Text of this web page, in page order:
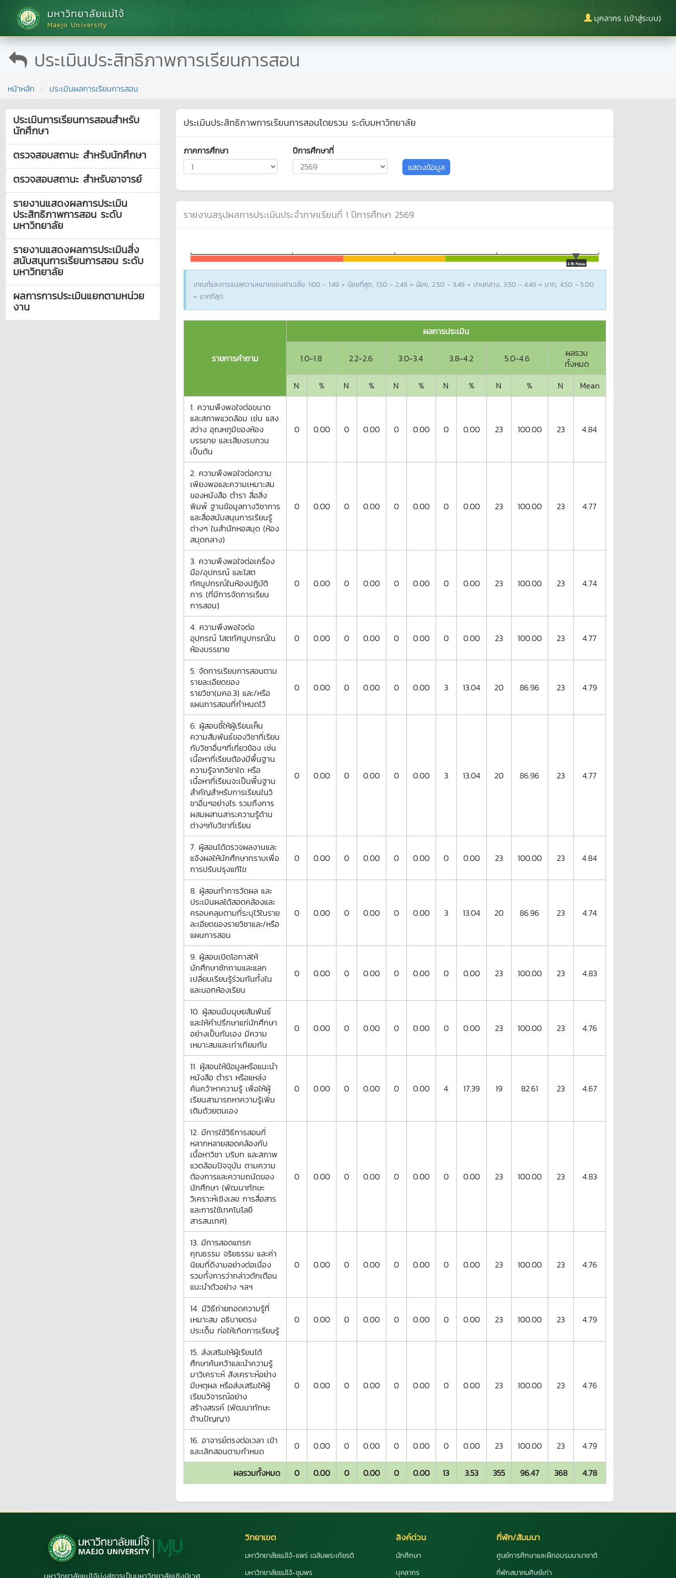
มหาวิทยาลัยแม่โจ้
Maejo University
บุคลากร (เข้าสู่ระบบ)
ประเมินประสิทธิภาพการเรียนการสอน
หน้าหลัก ประเมินผลการเรียนการสอน
ประเมินการเรียนการสอนสำหรับ
นักศึกษา
ตรวจสอบสถานะ สำหรับนักศึกษา
ตรวจสอบสถานะ สำหรับอาจารย์
รายงานแสดงผลการประเมิน
ประสิทธิภาพการสอน ระดับ
มหาวิทยาลัย
รายงานแสดงผลการประเมินสิ่ง
สนับสนุนการเรียนการสอน ระดับ
มหาวิทยาลัย
ผลการการประเมินแยกตามหน่วย
งาน
ประเมินประสิทธิภาพการเรียนการสอนโดยรวม ระดับมหาวิทยาลัย
ภาคการศึกษา
ปีการศึกษาที่
แสดงข้อมูล
รายงานสรุปผลการประเมินประจำภาคเรียนที่ 1 ปีการศึกษา 2569
4.78 คะแนน
เกณฑ์และการแปลความหมายของค่าเฉลี่ย: 1.00 - 1.49 = น้อยที่สุด, 1.50 - 2.49 = น้อย, 2.50 - 3.49 = ปานกลาง, 3.50 - 4.49 = มาก, 4.50 - 5.00
= มากทีสุด
รายการคำถาม
ผลการประเมิน
1.0-1.8 2.2-2.6 3.0-3.4 3.8-4.2 5.0-4.6
ผลรวม
ทั้งหมด
N
% N % N % N % N % N
Mean
1. ความพึงพอใจต่อขนาด
และสภาพแวดล้อม เช่น แสง
สว่าง อุณหภูมิของห้อง
บรรยาย และเสียงรบกวน
เป็นต้น
0 0.00 0 0.00 0 0.00 0 0.00 23 100.00 23 4.84
2. ความพึงพอใจต่อความ
เพียงพอและความเหมาะสม
ของหนังสือ ตำรา สื่อสิ่ง
พิมพ์ ฐานข้อมูลทางวิชาการ
และสื่อสนับสนุนการเรียนรู้
ต่างๆ ในสำนักหอสมุด (ห้อง
สมุดกลาง)
0 0.00 0 0.00 0 0.00 0 0.00 23 100.00 23 4.77
3. ความพึงพอใจต่อเครื่อง
มือ/อุปกรณ์ และโสต
ทัศนูปกรณ์ในห้องปฏิบัติ
การ (ที่มีการจัดการเรียน
การสอน)
0 0.00 0 0.00 0 0.00 0 0.00 23 100.00 23 4.74
4. ความพึงพอใจต่อ
อุปกรณ์ โสตทัศนูปกรณ์ใน
ห้องบรรยาย
0 0.00 0 0.00 0 0.00 0 0.00 23 100.00 23 4.77
5. จัดการเรียนการสอนตาม
รายละเอียดของ
รายวิชา(มคอ.3) และ/หรือ
แผนการสอนที่กำหนดไว้
0 0.00 0 0.00 0 0.00 3 13.04 20 86.96 23 4.79
6. ผู้สอนชี้ให้ผู้เรียนเห็น
ความสัมพันธ์ของวิชาที่เรียน
กับวิชาอื่นๆที่เกี่ยวข้อง เช่น
เนื้อหาที่เรียนต้องมีพื้นฐาน
ความรู้จากวิชาใด หรือ
เนื้อหาที่เรียนจะเป็นพื้นฐาน
สำคัญสำหรับการเรียนในวิ
ชาอื่นๆอย่างไร รวมถึงการ
ผสมผสานสาระความรู้ด้าน
ต่างๆกับวิชาที่เรียน
0 0.00 0 0.00 0 0.00 3 13.04 20 86.96 23 4.77
7. ผู้สอนได้ตรวจผลงานและ
แจ้งผลให้นักศึกษาทราบเพื่อ
การปรับปรุงแก้ไข
0 0.00 0 0.00 0 0.00 0 0.00 23 100.00 23 4.84
8. ผู้สอนทำการวัดผล และ
ประเมินผลได้สอดคล้องและ
ครอบคลุมตามที่ระบุไว้ในราย
ละเอียดของรายวิชาและ/หรือ
แผนการสอน
0 0.00 0 0.00 0 0.00 3 13.04 20 86.96 23 4.74
9. ผู้สอนเปิดโอกาสให้
นักศึกษาซักถามและแลก
เปลี่ยนเรียนรู้ร่วมกันทั้งใน
และนอกห้องเรียน
0 0.00 0 0.00 0 0.00 0 0.00 23 100.00 23 4.83
10. ผู้สอนมีมนุษยสัมพันธ์
และให้คำปรึกษาแก่นักศึกษา
อย่างเป็นกันเอง มีความ
เหมาะสมและเท่าเทียมกัน
0 0.00 0 0.00 0 0.00 0 0.00 23 100.00 23 4.76
11. ผู้สอนให้ข้อมูลหรือแนะนำ
หนังสือ ตำรา หรือแหล่ง
ค้นคว้าหาความรู้ เพื่อให้ผู้
เรียนสามารถหาความรู้เพิ่ม
เติมด้วยตนเอง
0 0.00 0 0.00 0 0.00 4 17.39 19 82.61 23 4.67
12. มีการใช้วิธีการสอนที่
หลากหลายสอดคล้องกับ
เนื้อหาวิชา บริบท และสภาพ
แวดล้อมปัจจุบัน ตามความ
ต้องการและความถนัดของ
นักศึกษา (พัฒนาทักษะ
วิเคราะห์เชิงเลข การสื่อสาร
และการใช้เทคโนโลยี
สารสนเทศ)
0 0.00 0 0.00 0 0.00 0 0.00 23 100.00 23 4.83
13. มีการสอดแทรก
คุณธรรม จริยธรรม และค่า
นิยมที่ดีงามอย่างต่อเนื่อง
รวมทั้งการว่ากล่าวตักเตือน
แนะนำตัวอย่าง ฯลฯ
0 0.00 0 0.00 0 0.00 0 0.00 23 100.00 23 4.76
14. มีวิธีถ่ายทอดความรู้ที่
เหมาะสม อธิบายตรง
ประเด็น ก่อให้เกิดการเรียนรู้
0 0.00 0 0.00 0 0.00 0 0.00 23 100.00 23 4.79
15. ส่งเสริมให้ผู้เรียนได้
ศึกษาค้นคว้าและนำความรู้
มาวิเคราะห์ สังเคราะห์อย่าง
มีเหตุผล หรือส่งเสริมให้ผู้
เรียนวิจารณ์อย่าง
สร้างสรรค์ (พัฒนาทักษะ
ด้านปัญญา)
0 0.00 0 0.00 0 0.00 0 0.00 23 100.00 23 4.76
16. อาจารย์ตรงต่อเวลา เข้า
และเลิกสอนตามกำหนด
0 0.00 0 0.00 0 0.00 0 0.00 23 100.00 23 4.79
ผลรวมทั้งหมด 0 0.00 0 0.00 0 0.00 13 3.53 355 96.47 368 4.78
วิทยาเขต
มหาวิทยาลัยแม่โจ้-แพร่ เฉลิมพระเกียรติ
มหาวิทยาลัยแม่โจ้-ชุมพร
ลิงค์ด่วน
นักศึกษา
บุคลากร
ที่พัก/สัมมนา
ศูนย์การศึกษาและฝึกอบรมนานาชาติ
ที่พักสมาคมศิษย์เก่า